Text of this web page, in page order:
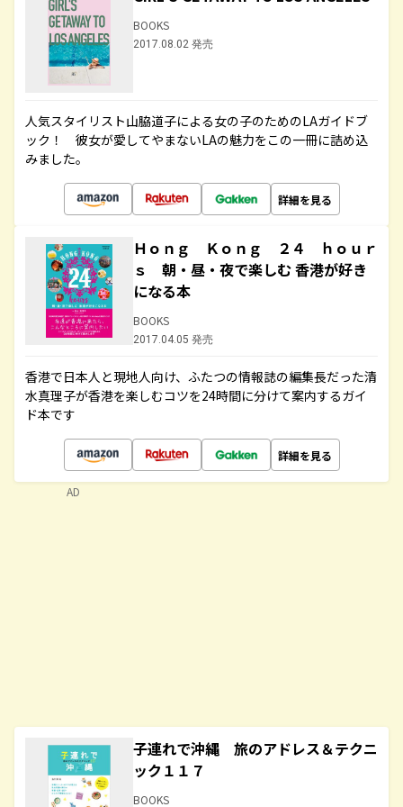
BOOKS
2017.08.02 発売
人気スタイリスト山脇道子による女の子のためのLAガイドブ
ック！ 彼女が愛してやまないLAの魅力をこの一冊に詰め込
みました。
詳細を見る
Ｈｏｎｇ Ｋｏｎｇ ２４ ｈｏｕｒ
ｓ 朝・昼・夜で楽しむ 香港が好き
になる本
BOOKS
2017.04.05 発売
香港で日本人と現地人向け、ふたつの情報誌の編集長だった清
水真理子が香港を楽しむコツを24時間に分けて案内するガイ
ド本です
詳細を見る
子連れで沖縄 旅のアドレス＆テクニ
ック１１７
BOOKS
AD